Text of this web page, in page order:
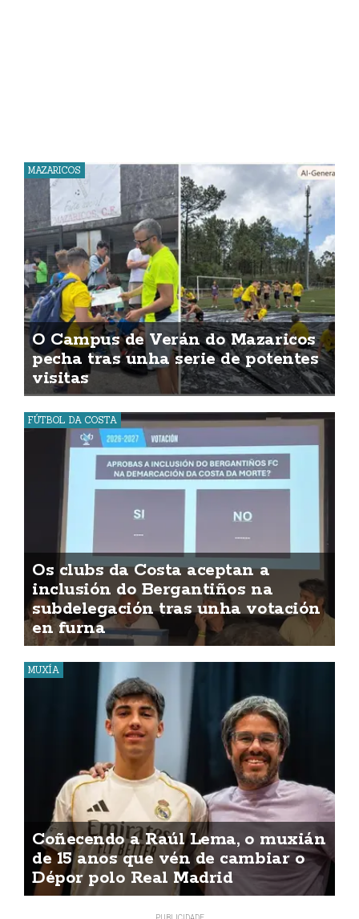
MAZARICOS
O Campus de Verán do Mazaricos
pecha tras unha serie de potentes
visitas
FÚTBOL DA COSTA
Os clubs da Costa aceptan a
inclusión do Bergantiños na
subdelegación tras unha votación
en furna
MUXÍA
Coñecendo a Raúl Lema, o muxián
de 15 anos que vén de cambiar o
Dépor polo Real Madrid